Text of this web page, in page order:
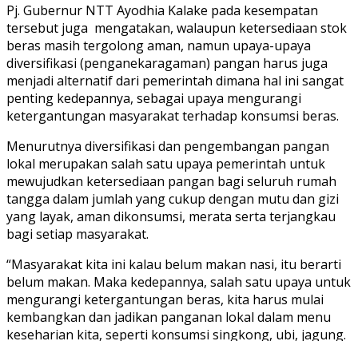
Pj. Gubernur NTT Ayodhia Kalake pada kesempatan
tersebut juga mengatakan, walaupun ketersediaan stok
beras masih tergolong aman, namun upaya-upaya
diversifikasi (penganekaragaman) pangan harus juga
menjadi alternatif dari pemerintah dimana hal ini sangat
penting kedepannya, sebagai upaya mengurangi
ketergantungan masyarakat terhadap konsumsi beras.
Menurutnya diversifikasi dan pengembangan pangan
lokal merupakan salah satu upaya pemerintah untuk
mewujudkan ketersediaan pangan bagi seluruh rumah
tangga dalam jumlah yang cukup dengan mutu dan gizi
yang layak, aman dikonsumsi, merata serta terjangkau
bagi setiap masyarakat.
“Masyarakat kita ini kalau belum makan nasi, itu berarti
belum makan. Maka kedepannya, salah satu upaya untuk
mengurangi ketergantungan beras, kita harus mulai
kembangkan dan jadikan panganan lokal dalam menu
keseharian kita, seperti konsumsi singkong, ubi, jagung.